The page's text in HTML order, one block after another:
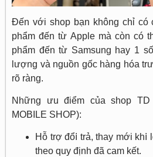
Đến với shop bạn không chỉ
phẩm đến từ Apple mà còn có
phẩm đến từ Samsung hay 1
lượng và nguồn gốc hàng hóa
rõ ràng.
Những ưu điểm của shop TD
MOBILE SHOP):
Hỗ trợ đổ𝗂 trả, thay mới
theo quy định đã cam kết.